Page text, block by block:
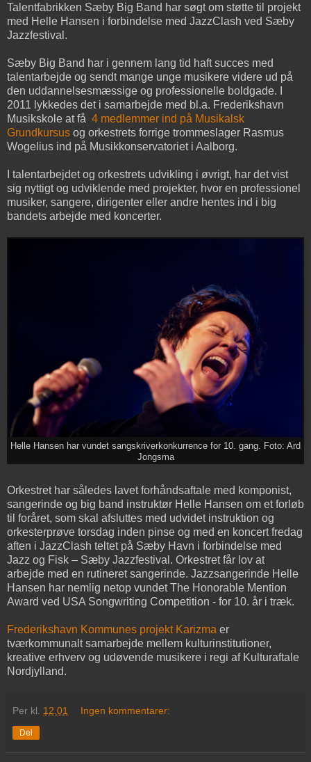
Talentfabrikken Sæby Big Band har søgt om støtte til projekt
med Helle Hansen i forbindelse med JazzClash ved Sæby
Jazzfestival.
Sæby Big Band har i gennem lang tid haft succes med
talentarbejde og sendt mange unge musikere videre ud på
den uddannelsesmæssige og professionelle boldgade. I
2011 lykkedes det i samarbejde med bl.a. Frederikshavn
Musikskole at få 4 medlemmer ind på Musikalsk
Grundkursus og orkestrets forrige trommeslager Rasmus
Wogelius ind på Musikkonservatoriet i Aalborg.
I talentarbejdet og orkestrets udvikling i øvrigt, har det vist
sig nyttigt og udviklende med projekter, hvor en professionel
musiker, sangere, dirigenter eller andre hentes ind i big
bandets arbejde med koncerter.
Helle Hansen har vundet sangskriverkonkurrence for 10. gang. Foto: Ard
Jongsma
Orkestret har således lavet forhåndsaftale med komponist,
sangerinde og big band instruktør Helle Hansen om et forløb
til foråret, som skal afsluttes med udvidet instruktion og
orkesterprøve torsdag inden pinse og med en koncert fredag
aften i JazzClash teltet på Sæby Havn i forbindelse med
Jazz og Fisk – Sæby Jazzfestival. Orkestret får lov at
arbejde med en rutineret sangerinde. Jazzsangerinde Helle
Hansen har nemlig netop vundet The Honorable Mention
Award ved USA Songwriting Competition - for 10. år i træk.
Frederikshavn Kommunes projekt Karizma er
tværkommunalt samarbejde mellem kulturinstitutioner,
kreative erhverv og udøvende musikere i regi af Kulturaftale
Nordjylland.
Per kl. 12.01 Ingen kommentarer:
Del